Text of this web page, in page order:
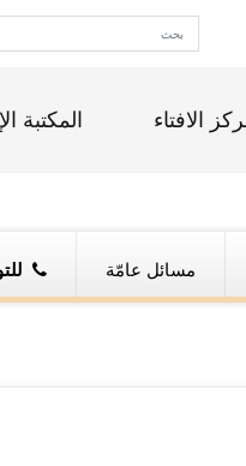
الافتاء المكتبة
مسائل عامّة